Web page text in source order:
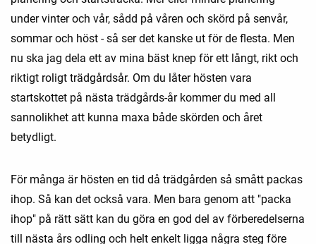
under vinter och vår, sådd på våren och skörd på senvår,
sommar och höst - så ser det kanske ut för de flesta. Men
nu ska jag dela ett av mina bäst knep för ett långt, rikt och
riktigt roligt trädgårdsår. Om du låter hösten vara
startskottet på nästa trädgårds-år kommer du med all
sannolikhet att kunna maxa både skörden och året
betydligt.
För många är hösten en tid då trädgården så smått packas
ihop. Så kan det också vara. Men bara genom att "packa
ihop" på rätt sätt kan du göra en god del av förberedelserna
till nästa års odling och helt enkelt ligga några steg före